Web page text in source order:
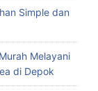
Simple dan
Melayani
di Depok